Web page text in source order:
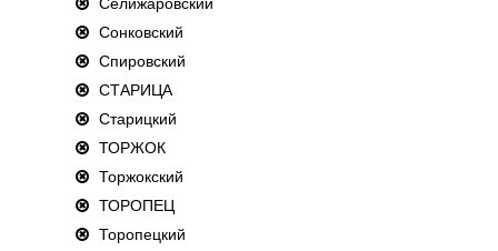
Сонковский
Спировский
СТАРИЦА
Старицкий
ТОРЖОК
Торжокский
ТОРОПЕЦ
Торопецкий